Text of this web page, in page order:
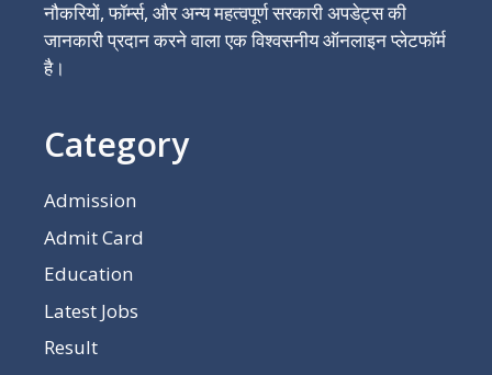
नौकरियों, फॉर्म्स, और अन्य महत्वपूर्ण सरकारी अपडेट्स की
जानकारी प्रदान करने वाला एक विश्वसनीय ऑनलाइन प्लेटफॉर्म
है।
Category
Admission
Admit Card
Education
Latest Jobs
Result